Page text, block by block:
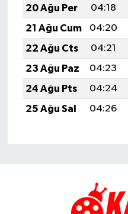
20 Ağu Per 04:18
21 Ağu Cum
04:20
22 Ağu Cts
04:21
23 Ağu Paz
04:23
24 Ağu Pts
04:24
25 Ağu Sal
04:26